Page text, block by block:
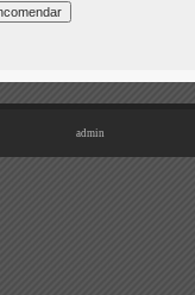
admin